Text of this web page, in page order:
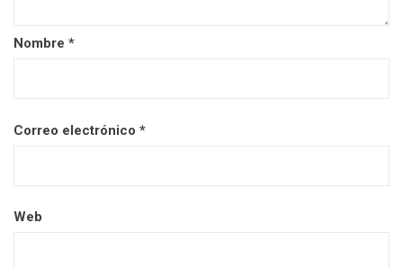
Nombre *
Correo electrónico *
Web